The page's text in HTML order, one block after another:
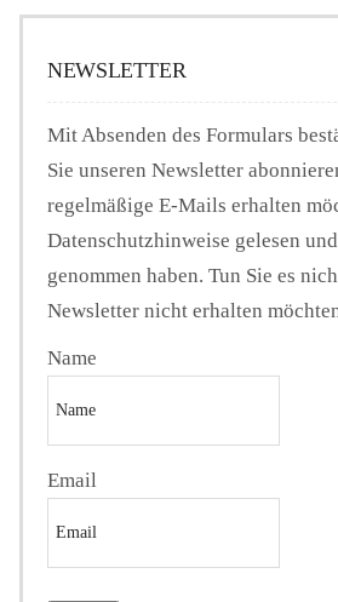
NEWSLETTER
Mit Absenden des Formulars
Sie unseren Newsletter
regelmäßige E-Mails erhalten
Datenschutzhinweise gelesen
genommen haben. Tun Sie es
Newsletter nicht erhalten
Name
Email